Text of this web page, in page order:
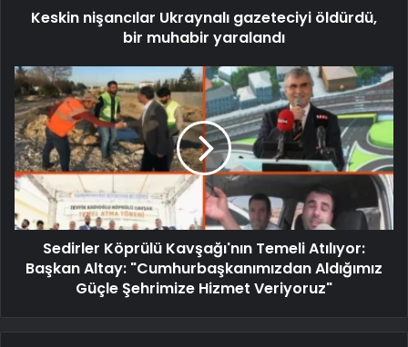
Keskin nişancılar Ukraynalı gazeteciyi öldürdü,
bir muhabir yaralandı
Sedirler Köprülü Kavşağı'nın Temeli Atılıyor:
Başkan Altay: "Cumhurbaşkanımızdan Aldığımız
Güçle Şehrimize Hizmet Veriyoruz"